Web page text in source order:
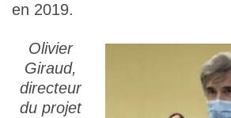
en 2019.
Olivier
Giraud,
directeur
du projet